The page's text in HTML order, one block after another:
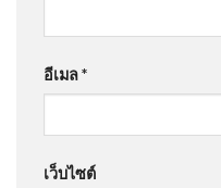
อีเมล*
เว็บไซต์